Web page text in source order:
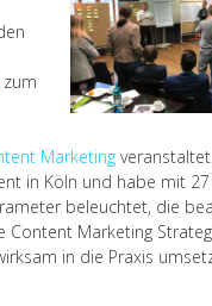
zum
Marketing
in Köln und habe mit
beleuchtet, die
Content Marketing
in die Praxis